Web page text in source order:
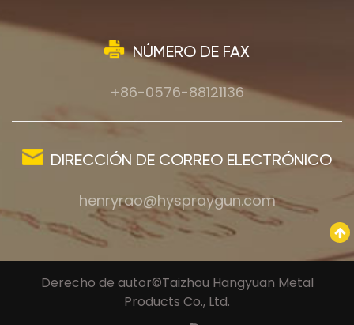
NÚMERO DE FAX
+86-0576-88121136
DIRECCIÓN DE CORREO ELECTRÓNICO
henryrao@hyspraygun.com
Derecho de autor©Taizhou Hangyuan Metal
Products Co., Ltd.